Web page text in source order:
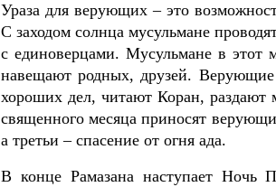
Ураза для верующих – это
С заходом солнца мусульмане
с единоверцами. Мусульмане в этот
навещают родных, друзей. Верующие
хороших дел, читают Коран,
священного месяца приносят
а третьи – спасение от огня ада.
В конце Рамазана наступает Ночь